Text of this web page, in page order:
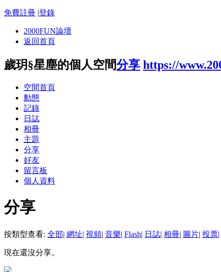
免費註冊 |登錄
2000FUN論壇
返回首頁
歲玥§星塵的個人空間分享 https://
空間首頁
動態
記錄
日誌
相冊
主題
分享
好友
留言板
個人資料
分享
按類型查看: 全部| 網址| 視頻| 音樂| Flash| 日誌| 相冊| 圖片| 投票|
現在還沒分享。